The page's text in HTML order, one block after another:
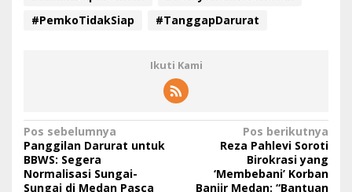
#PemkoTidakSiap
#TanggapDarurat
Ikuti Kami
N
a
v
Pos sebelumnya
Panggilan Darurat untuk
BBWS: Segera
Normalisasi Sungai-
Sungai di Medan Pasca
Pos berikutnya
Reza Pahlevi Soroti
Birokrasi yang
‘Membebani’ Korban
Banjir Medan: “Bantuan